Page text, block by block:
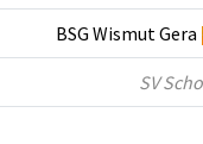
BSG Wismut Gera
SV